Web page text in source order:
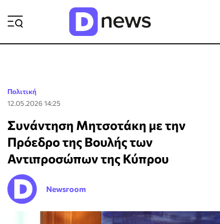
Πολιτική
12.05.2026 14:25
Συνάντηση Μητσοτάκη με την
Πρόεδρο της Βουλής των
Αντιπροσώπων της Κύπρου
Newsroom